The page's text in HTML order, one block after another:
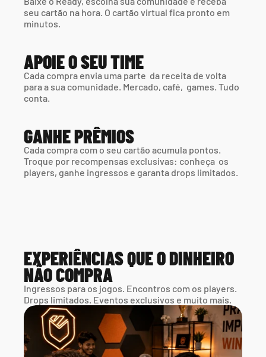
seu cartão na hora. O cartão virtual fica pronto em
minutos.
APOIE O SEU TIME
Cada compra envia uma parte  da receita de volta
para a sua comunidade. Mercado, café,  games. Tudo
conta.
GANHE PRÊMIOS
Cada compra com o seu cartão acumula pontos.
Troque por recompensas exclusivas: conheça  os
players, ganhe ingressos e garanta drops limitados.
EXPERIÊNCIAS QUE O DINHEIRO
NÃO COMPRA
Ingressos para os jogos. Encontros com os players.
Drops limitados. Eventos exclusivos e muito mais.